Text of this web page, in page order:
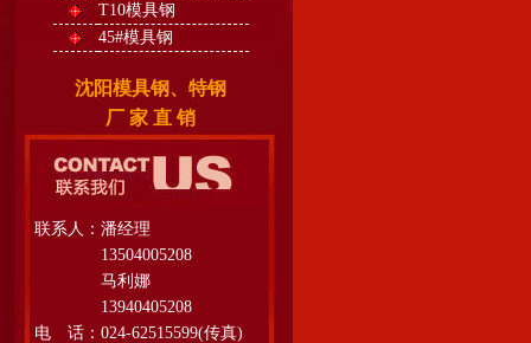
T10模具钢
45#模具钢
沈阳模具钢、特钢
厂 家 直 销
联系人：潘经理
13504005208
马利娜
13940405208
电 话：024-62515599(传真)